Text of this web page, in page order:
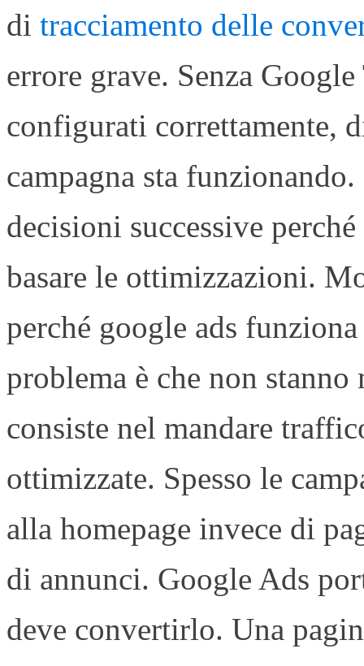
di tracciamento delle
errore grave. Senza
configurati correttamente,
campagna sta
decisioni successive
basare le ottimizzazioni.
perché google ads
problema è che non
consiste nel mandare
ottimizzate. Spesso le
alla homepage invece di
di annunci. Google Ads
deve convertirlo. Una